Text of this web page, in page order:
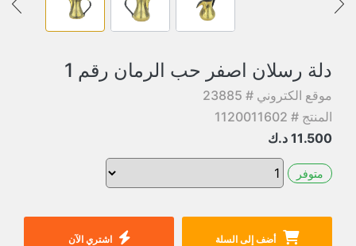
دلة رسلان اصفر حب الرمان رقم 1
موقع الكتروني # 23885
المنتج # 1120011602
11.500 د.ك
متوفر
أضف إلى السلة اشتري الآن